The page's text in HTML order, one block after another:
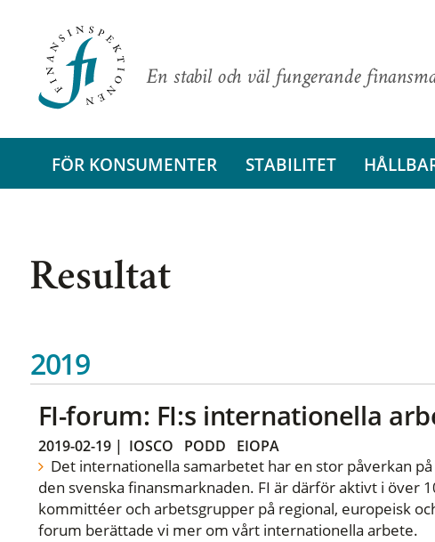
En stabil och väl fungerande
FÖR KONSUMENTER STABILITET
Resultat
2019
FI-forum: FI:s internationella
2019-02-19| IOSCO PODD EIOPA
Det internationella samarbetet har en stor påverkan
den svenska finansmarknaden. FI är därför aktivt i över
kommittéer och arbetsgrupper på regional, europeisk
forum berättade vi mer om vårt internationella arbete.